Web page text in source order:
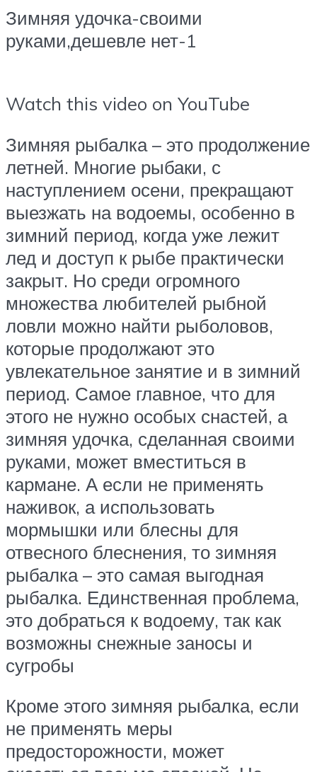
Зимняя удочка-своими
руками,дешевле нет-1
Watch this video on YouTube
Зимняя рыбалка – это продолжение
летней. Многие рыбаки, с
наступлением осени, прекращают
выезжать на водоемы, особенно в
зимний период, когда уже лежит
лед и доступ к рыбе практически
закрыт. Но среди огромного
множества любителей рыбной
ловли можно найти рыболовов,
которые продолжают это
увлекательное занятие и в зимний
период. Самое главное, что для
этого не нужно особых снастей, а
зимняя удочка, сделанная своими
руками, может вместиться в
кармане. А если не применять
наживок, а использовать
мормышки или блесны для
отвесного блеснения, то зимняя
рыбалка – это самая выгодная
рыбалка. Единственная проблема,
это добраться к водоему, так как
возможны снежные заносы и
сугробы
Кроме этого зимняя рыбалка, если
не применять меры
предосторожности, может